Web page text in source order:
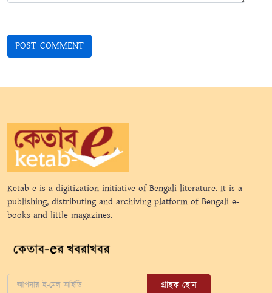
Ketab-e is a digitization initiative of Bengali literature. It is a
publishing, distributing and archiving platform of Bengali e-
books and little magazines.
গ্রাহক হোন